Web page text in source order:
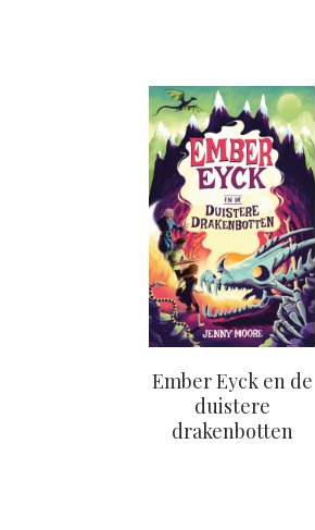
Ember Eyck en de
duistere
drakenbotten